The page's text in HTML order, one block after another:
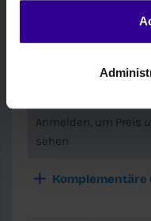
Anmelden, um Preis
sehen
Komplementäre